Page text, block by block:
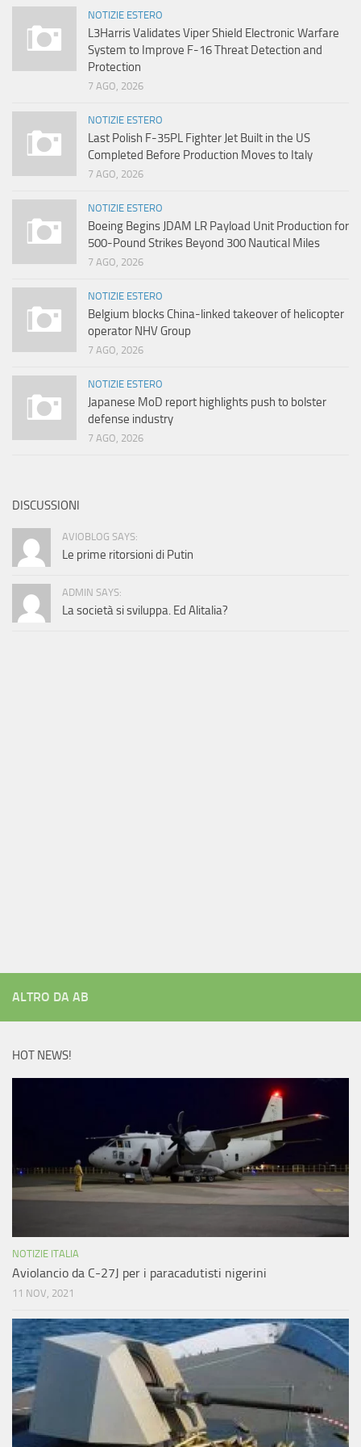
NOTIZIE ESTERO
L3Harris Validates Viper Shield Electronic Warfare
System to Improve F-16 Threat Detection and
Protection
7 AGO, 2026
NOTIZIE ESTERO
Last Polish F-35PL Fighter Jet Built in the US
Completed Before Production Moves to Italy
7 AGO, 2026
NOTIZIE ESTERO
Boeing Begins JDAM LR Payload Unit Production for
500-Pound Strikes Beyond 300 Nautical Miles
7 AGO, 2026
NOTIZIE ESTERO
Belgium blocks China-linked takeover of helicopter
operator NHV Group
7 AGO, 2026
NOTIZIE ESTERO
Japanese MoD report highlights push to bolster
defense industry
7 AGO, 2026
DISCUSSIONI
AVIOBLOG SAYS:
Le prime ritorsioni di Putin
ADMIN SAYS:
La società si sviluppa. Ed Alitalia?
ALTRO DA AB
HOT NEWS!
NOTIZIE ITALIA
Aviolancio da C-27J per i paracadutisti nigerini
11 NOV, 2021